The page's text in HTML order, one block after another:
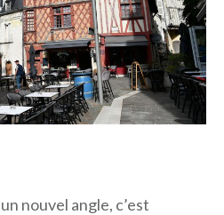
nouvel angle, c’est